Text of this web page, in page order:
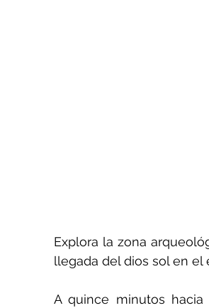
Explora la zona
llegada del dios sol en el
A quince minutos